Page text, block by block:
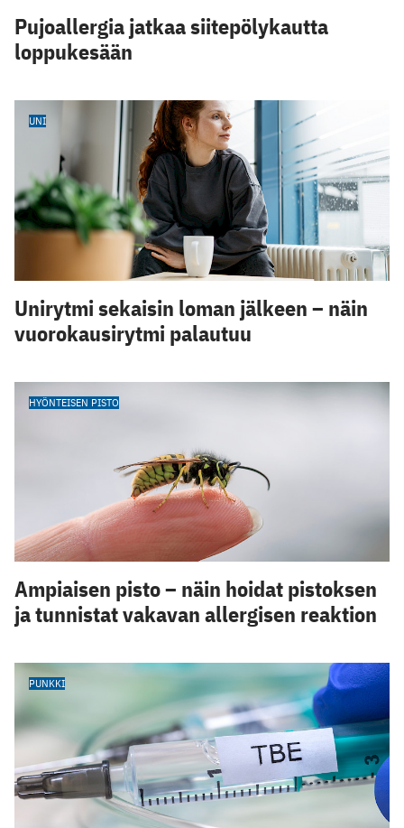
Pujoallergia jatkaa siitepölykautta
loppukesään
UNI
Unirytmi sekaisin loman jälkeen – näin
vuorokausirytmi palautuu
HYÖNTEISEN PISTO
Ampiaisen pisto – näin hoidat pistoksen
ja tunnistat vakavan allergisen reaktion
PUNKKI